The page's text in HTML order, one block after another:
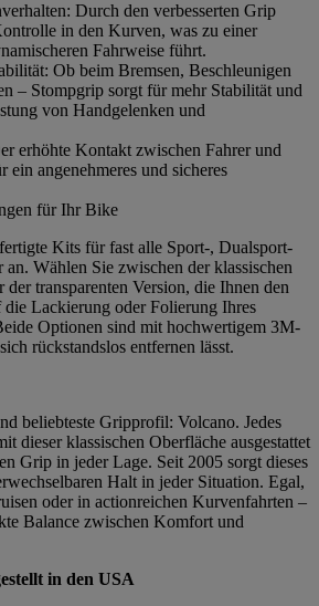
Durch den verbesserten Grip
in den Kurven, was zu einer
Fahrweise führt.
Ob beim Bremsen, Beschleunigen
– Stompgrip sorgt für mehr Stabilität und
von Handgelenken und
erhöhte Kontakt zwischen Fahrer und
ein angenehmeres und sicheres
für Ihr Bike
Kits für fast alle Sport-, Dualsport-
Wählen Sie zwischen der klassischen
der transparenten Version, die Ihnen den
Lackierung oder Folierung Ihres
Optionen sind mit hochwertigem 3M-
rückstandslos entfernen lässt.
beliebteste Gripprofil: Volcano. Jedes
dieser klassischen Oberfläche ausgestattet
Grip in jeder Lage. Seit 2005 sorgt dieses
Halt in jeder Situation. Egal,
oder in actionreichen Kurvenfahrten –
Balance zwischen Komfort und
in den USA